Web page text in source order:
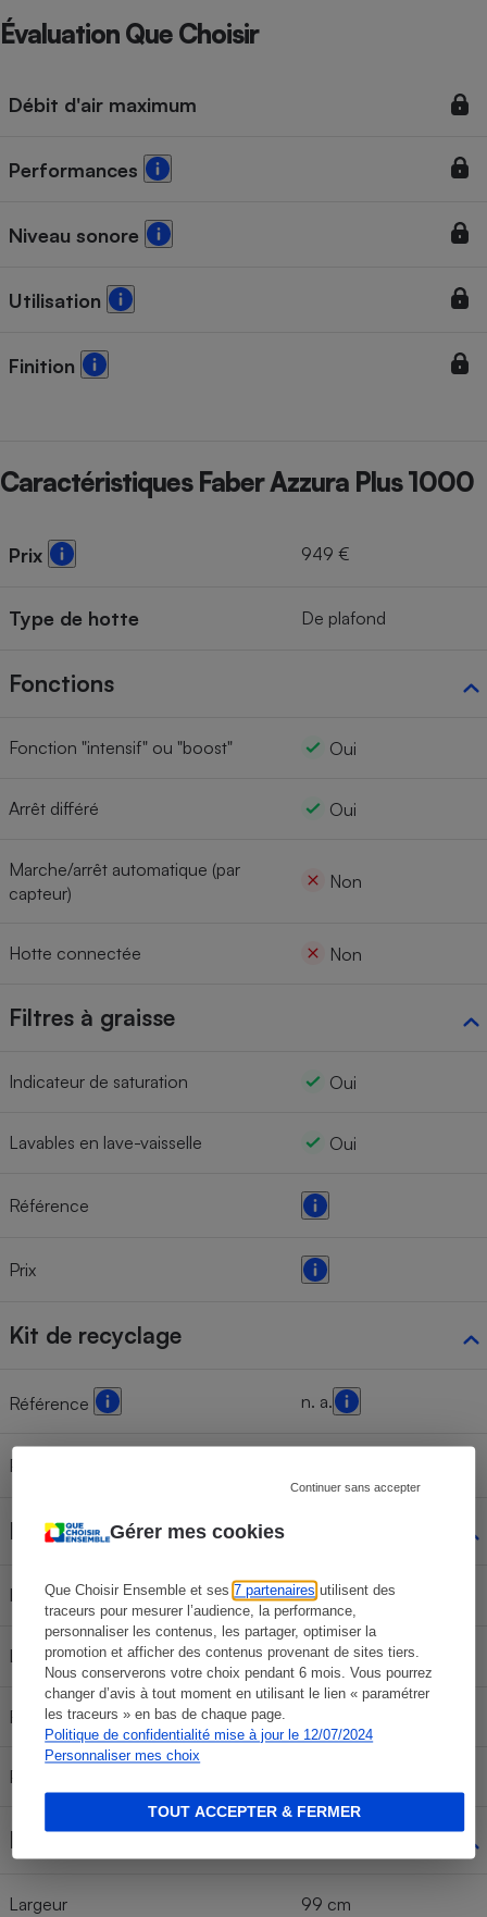
Gérer mes cookies
Que Choisir Ensemble et ses7 partenaires utilisent des
traceurs pour mesurer l’audience, la performance,
personnaliser les contenus, les partager, optimiser la
promotion et afficher des contenus provenant de sites tiers.
Nous conserverons votre choix pendant 6 mois. Vous pourrez
changer d’avis à tout moment en utilisant le lien « paramétrer
les traceurs » en bas de chaque page.
Politique de confidentialité mise à jour le 12/07/2024
Personnaliser mes choix
Continuer sans accepter
TOUT ACCEPTER & FERMER
Évaluation Que Choisir
Débit d'air maximum
Performances
Niveau sonore
Utilisation
Finition
Caractéristiques Faber Azzura Plus 1000
Prix 949 €
Type de hotte De plafond
Fonctions
Fonction "intensif" ou "boost" Oui
Arrêt différé Oui
Marche/arrêt automatique (par
capteur)
Non
Hotte connectée Non
Filtres à graisse
Indicateur de saturation Oui
Lavables en lave-vaisselle Oui
Référence
Prix
Kit de recyclage
Référence n. a.
Prix indicatif
Filtres à charbon
Indicateur de saturation Oui
Livrés de série Non
Référence
Prix filtre seul
Dimensions
Largeur 99 cm